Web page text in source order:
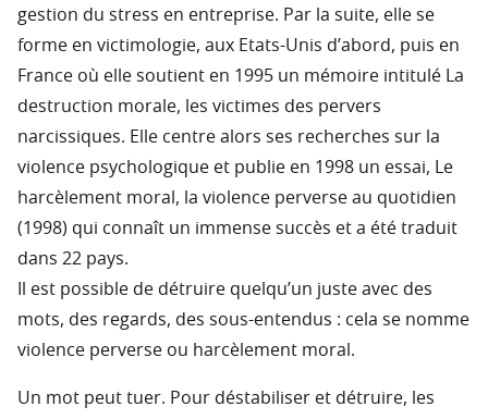
gestion du stress en entreprise. Par la suite, elle se
forme en victimologie, aux Etats-Unis d’abord, puis en
France où elle soutient en 1995 un mémoire intitulé La
destruction morale, les victimes des pervers
narcissiques. Elle centre alors ses recherches sur la
violence psychologique et publie en 1998 un essai, Le
harcèlement moral, la violence perverse au quotidien
(1998) qui connaît un immense succès et a été traduit
dans 22 pays.
Il est possible de détruire quelqu’un juste avec des
mots, des regards, des sous-entendus : cela se nomme
violence perverse ou harcèlement moral.
Un mot peut tuer. Pour déstabiliser et détruire, les